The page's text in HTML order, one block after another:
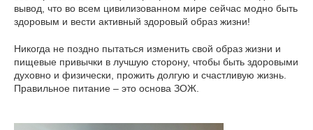
вывод, что во всем цивилизованном мире сейчас модно быть
здоровым и вести активный здоровый образ жизни!
Никогда не поздно пытаться изменить свой образ жизни и
пищевые привычки в лучшую сторону, чтобы быть здоровыми
духовно и физически, прожить долгую и счастливую жизнь.
Правильное питание – это основа ЗОЖ.